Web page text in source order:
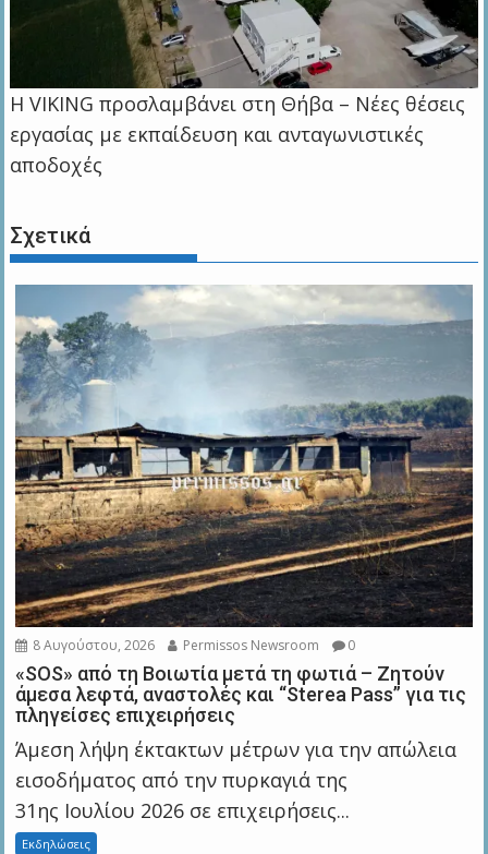
Η VIKING προσλαμβάνει στη Θήβα – Νέες θέσεις
εργασίας με εκπαίδευση και ανταγωνιστικές
αποδοχές
Σχετικά
8 Αυγούστου, 2026 Permissos Newsroom 0
«SOS» από τη Βοιωτία μετά τη φωτιά – Ζητούν
άμεσα λεφτά, αναστολές και “Sterea Pass” για τις
πληγείσες επιχειρήσεις
Άμεση λήψη έκτακτων μέτρων για την απώλεια
εισοδήματος από την πυρκαγιά της
31ης Ιουλίου 2026 σε επιχειρήσεις...
Εκδηλώσεις